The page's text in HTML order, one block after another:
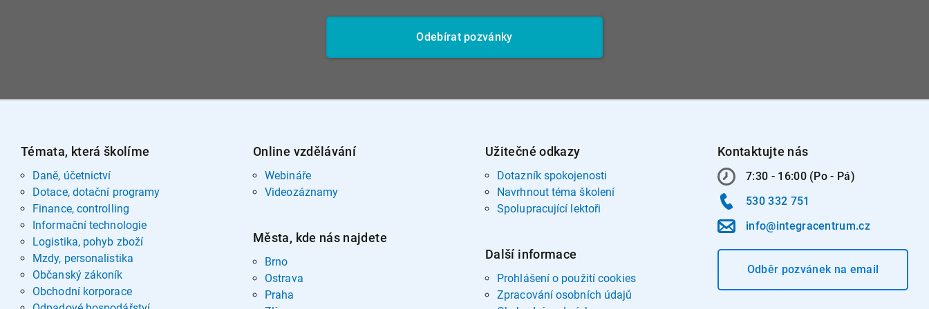
Odebírat pozvánky
Témata, která školíme
Daně, účetnictví
Dotace, dotační programy
Finance, controlling
Informační technologie
Logistika, pohyb zboží
Mzdy, personalistika
Občanský zákoník
Obchodní korporace
Online vzdělávání
Webináře
Videozáznamy
Města, kde nás najdete
Brno
Ostrava
Praha
Užitečné odkazy
Dotazník spokojenosti
Navrhnout téma školení
Spolupracující lektoři
Další informace
Prohlášení o použití cookies
Zpracování osobních údajů
Kontaktujte nás
7:30 - 16:00 (Po - Pá)
530 332 751
info@integracentrum.cz
Odběr pozvánekna email